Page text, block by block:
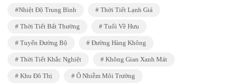
Nhiệt Độ Trung Bình Thời Tiết Lạnh Giá
Thời Tiết Bất Thường Tuổi Về Hưu
Tuyến Đường Bộ Đường Hàng Không
Thời Tiết Khắc Nghiệt Không Gian Xanh Mát
Khu Đô Thị Ô Nhiễm Môi Trường